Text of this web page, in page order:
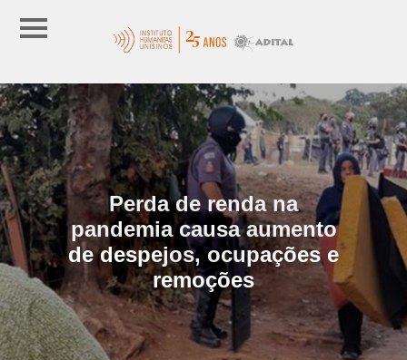
Perda de renda na
pandemia causa aumento
de despejos, ocupações e
remoções